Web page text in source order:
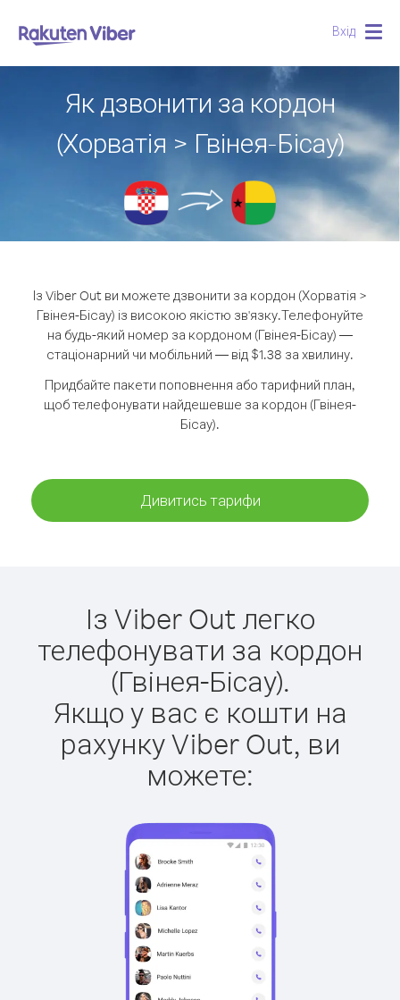
Вхід
Як дзвонити за кордон
(Хорватія > Гвінея-Бісау)
Із Viber Out ви можете дзвонити за кордон (Хорватія >
Гвінея-Бісау) із високою якістю зв'язку.Телефонуйте
на будь-який номер за кордоном (Гвінея-Бісау) —
стаціонарний чи мобільний — від $1.38 за хвилину.
Придбайте пакети поповнення або тарифний план,
щоб телефонувати найдешевше за кордон (Гвінея-
Бісау).
Дивитись тарифи
Із Viber Out легко
телефонувати за кордон
(Гвінея-Бісау).
Якщо у вас є кошти на
рахунку Viber Out, ви
можете: